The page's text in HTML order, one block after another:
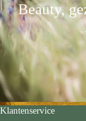
Beauty,
Klantenservice